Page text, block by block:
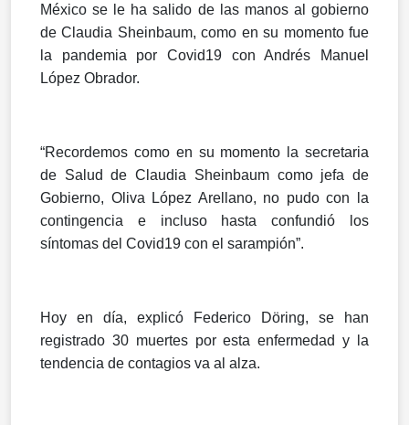
México se le ha salido de las manos al gobierno
de Claudia Sheinbaum, como en su momento fue
la pandemia por Covid19 con Andrés Manuel
López Obrador.
“Recordemos como en su momento la secretaria
de Salud de Claudia Sheinbaum como jefa de
Gobierno, Oliva López Arellano, no pudo con la
contingencia e incluso hasta confundió los
síntomas del Covid19 con el sarampión”.
Hoy en día, explicó Federico Döring, se han
registrado 30 muertes por esta enfermedad y la
tendencia de contagios va al alza.